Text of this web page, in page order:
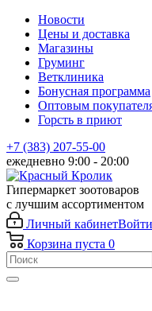
Новости
Цены и доставка
Магазины
Груминг
Ветклиника
Бонусная программа
Оптовым
Горсть в приют
+7 (383) 207-55-00
ежедневно 9:00 - 20:00
Гипермаркет зоотоваров
с лучшим ассортиментом
Личный кабинетВойти
Корзина пуста 0